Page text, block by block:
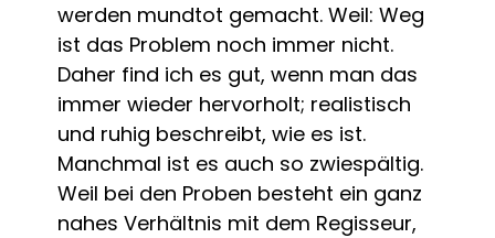
werden mundtot gemacht. Weil: Weg
ist das Problem noch immer nicht.
Daher find ich es gut, wenn man das
immer wieder hervorholt; realistisch
und ruhig beschreibt, wie es ist.
Manchmal ist es auch so zwiespältig.
Weil bei den Proben besteht ein ganz
nahes Verhältnis mit dem Regisseur,